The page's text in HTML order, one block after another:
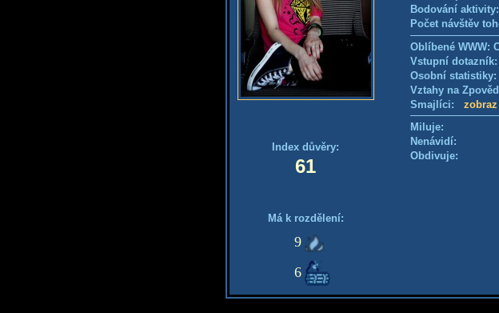
Index důvěry:
61
Má k rozdělení:
9
6
Bodování aktivity:
Počet návštěv
Oblíbené WWW:
Vstupní
Osobní
Vztahy na
Smajlíci: zobraz
Miluje:
Nenávidí:
Obdivuje: